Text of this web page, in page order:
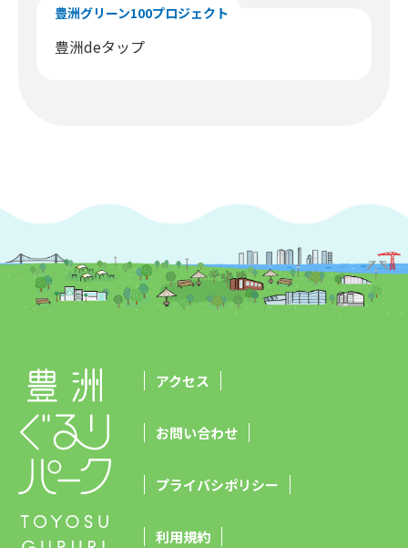
豊洲グリーン100プロジェクト
豊洲deタップ
アクセス
お問い合わせ
プライバシポリシー
利用規約